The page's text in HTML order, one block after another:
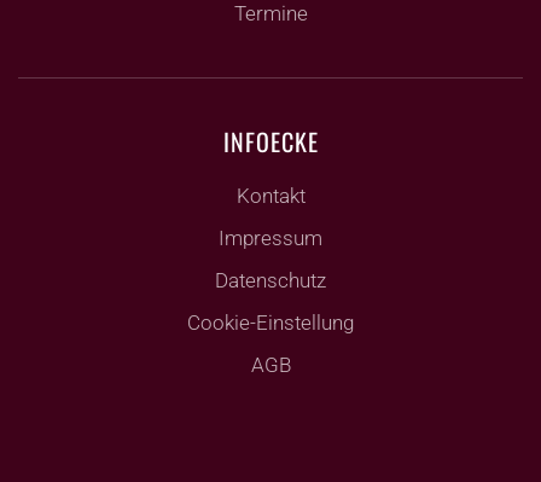
Termine
INFOECKE
Kontakt
Impressum
Datenschutz
Cookie-Einstellung
AGB